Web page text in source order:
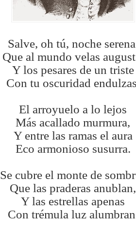
Salve, oh tú, noche
Que al mundo velas
Y los pesares de un triste
Con tu oscuridad
El arroyuelo a lo lejos
Más acallado murmura,
Y entre las ramas el aura
Eco armonioso susurra.
Se cubre el monte de
Que las praderas anublan,
Y las estrellas apenas
Con trémula luz